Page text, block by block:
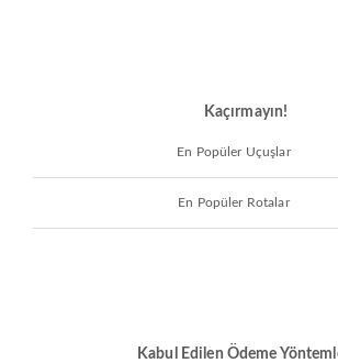
Kaçırmayın!
En Popüler Uçuşlar
En Popüler Rotalar
Kabul Edilen Ödeme